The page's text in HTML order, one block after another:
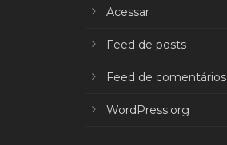
Acessar
Feed de posts
Feed de comentários
WordPress.org